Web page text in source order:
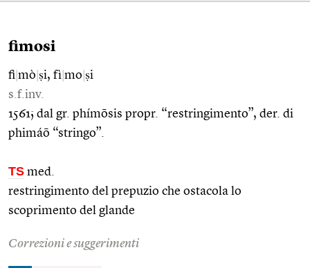
fimosi
fi mò ṣi, fì mo ṣi
s.f.inv.
1561; dal gr. phímōsis propr. “restringimento”, der. di
phimáō “stringo”.
TS med.
restringimento del prepuzio che ostacola lo
scoprimento del glande
Correzioni e suggerimenti